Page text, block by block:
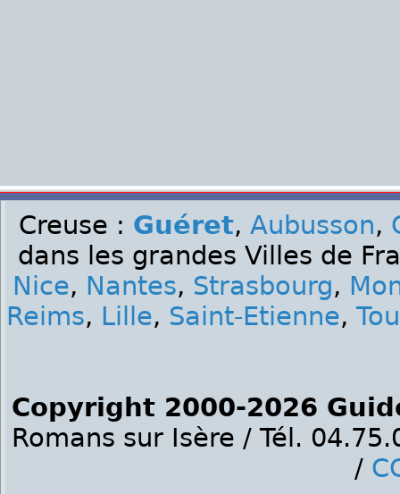
Creuse : Guéret, Aubusson,
dans les grandes Villes de
Nice, Nantes, Strasbourg,
Reims, Lille, Saint-Etienne,
Copyright 2000-2026
Romans sur Isère / Tél.
/